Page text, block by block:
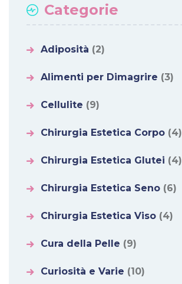
Categorie
Adiposità (2)
Alimenti per Dimagrire (3)
Cellulite (9)
Chirurgia Estetica Corpo (4)
Chirurgia Estetica Glutei (4)
Chirurgia Estetica Seno (6)
Chirurgia Estetica Viso (4)
Cura della Pelle (9)
Curiosità e Varie (10)